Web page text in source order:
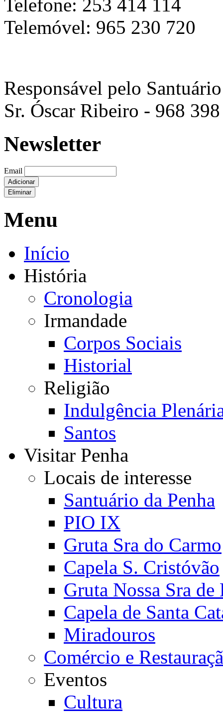
Telefone: 253 414 114
Telemóvel: 965 230 720
Responsável pelo Santuário
Sr. Óscar Ribeiro - 968
Newsletter
Email
Adicionar
Eliminar
Menu
Início
História
Cronologia
Irmandade
Corpos Sociais
Historial
Religião
Indulgência
Santos
Visitar Penha
Locais de interesse
Santuário da Penha
PIO IX
Gruta Sra do Carmo
Capela S. Cristóvão
Gruta Nossa Sra de
Capela de Santa
Miradouros
Comércio e
Eventos
Cultura